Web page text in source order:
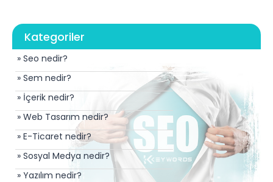
Kategoriler
» Seo nedir?
» Sem nedir?
» İçerik nedir?
» Web Tasarım nedir?
» E-Ticaret nedir?
» Sosyal Medya nedir?
» Yazılım nedir?